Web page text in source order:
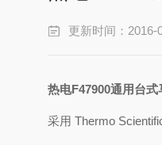
更新时间：2016-
热电F47900通用台式
采用 Thermo